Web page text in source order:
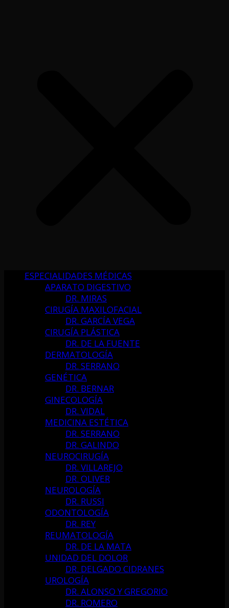
ESPECIALIDADES MÉDICAS
APARATO DIGESTIVO
DR. MIRAS
CIRUGÍA MAXILOFACIAL
DR. GARCÍA VEGA
CIRUGÍA PLÁSTICA
DR. DE LA FUENTE
DERMATOLOGÍA
DR. SERRANO
GENÉTICA
DR. BERNAR
GINECOLOGÍA
DR. VIDAL
MEDICINA ESTÉTICA
DR. SERRANO
DR. GALINDO
NEUROCIRUGÍA
DR. VILLAREJO
DR. OLIVER
NEUROLOGÍA
DR. RUSSI
ODONTOLOGÍA
DR. REY
REUMATOLOGÍA
DR. DE LA MATA
UNIDAD DEL DOLOR
DR. DELGADO CIDRANES
UROLOGÍA
DR. ALONSO Y GREGORIO
DR. ROMERO